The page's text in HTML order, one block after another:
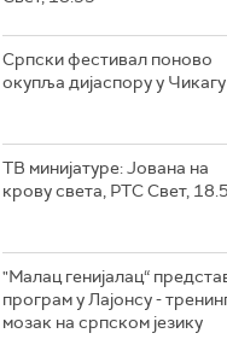
Српски фестивал поново
окупља дијаспору у Чикагу
ТВ минијатуре: Јована на
крову света, РТС Свет,
"Малац генијалац“
програм у Лајонсу -
мозак на српском језику